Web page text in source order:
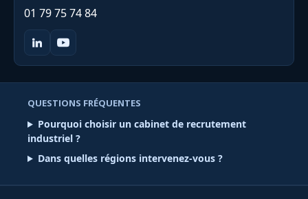
01 79 75 74 84
QUESTIONS FRÉQUENTES
Pourquoi choisir un cabinet de recrutement
industriel ?
Dans quelles régions intervenez-vous ?